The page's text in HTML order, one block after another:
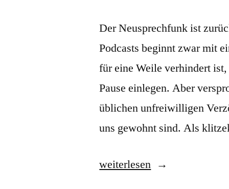
Der Neusprechfunk ist
Podcasts beginnt zwar mit
für eine Weile verhindert
Pause einlegen. Aber
üblichen unfreiwilligen
uns gewohnt sind. Als
„Beim
weiterlesen